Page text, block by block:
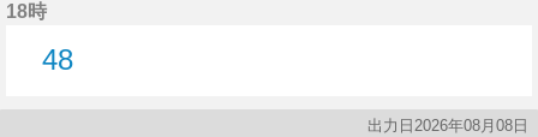
18時
48
出力日2026年08月08日